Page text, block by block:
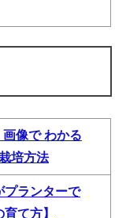
画像で わかる
培方法
プランターで
て方】